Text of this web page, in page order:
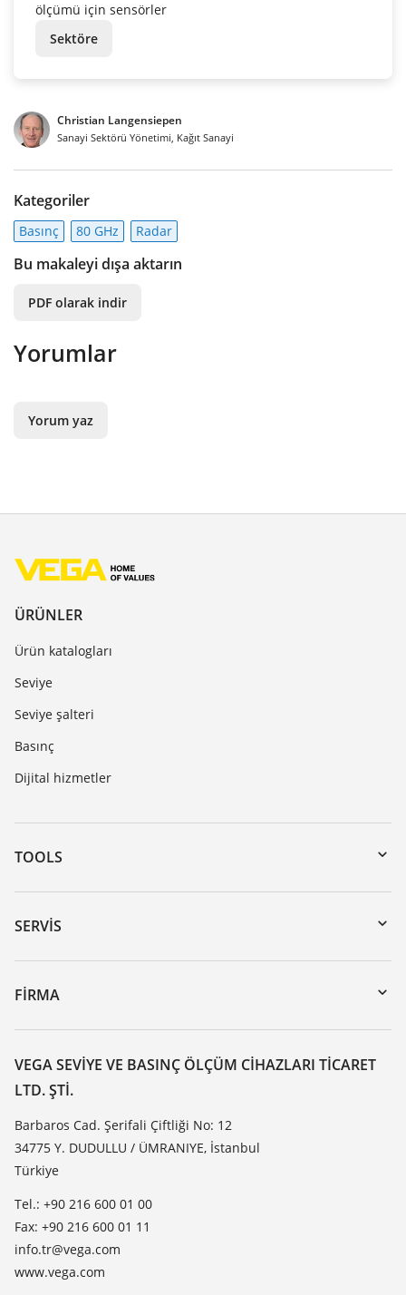
ölçümü için sensörler
Sektöre
Christian Langensiepen
Sanayi Sektörü Yönetimi, Kağıt Sanayi
Kategoriler
Basınç 80 GHz Radar
Bu makaleyi dışa aktarın
PDF olarak indir
Yorumlar
Yorum yaz
ÜRÜNLER
Ürün katalogları
Seviye
Seviye şalteri
Basınç
Dijital hizmetler
TOOLS
Download’lar
Seri numarası girerek cihaz arama
DTM Collection/PACTware
SERVIS
Cihazının geri gönderimi
Seminerler
Dirençlilik listesi
Dielektrisite listesi
TeamViewer
FIRMA
VEGA hakkında
Iletisim
Haber makaleleri
Basin
Blog
VEGA SEVIYE VE BASINÇ ÖLÇÜM CIHAZLARI TICARET
LTD. ŞTI.
Barbaros Cad. Şerifali Çiftliği No: 12
34775 Y. DUDULLU / ÜMRANIYE, İstanbul
Türkiye
Tel.: +90 216 600 01 00
Fax: +90 216 600 01 11
info.tr@vega.com
www.vega.com